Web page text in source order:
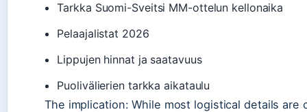
Tarkka Suomi-Sveitsi MM-ottelun kellonaika
Pelaajalistat 2026
Lippujen hinnat ja saatavuus
Puolivälierien tarkka aikataulu
The implication: While most logistical details